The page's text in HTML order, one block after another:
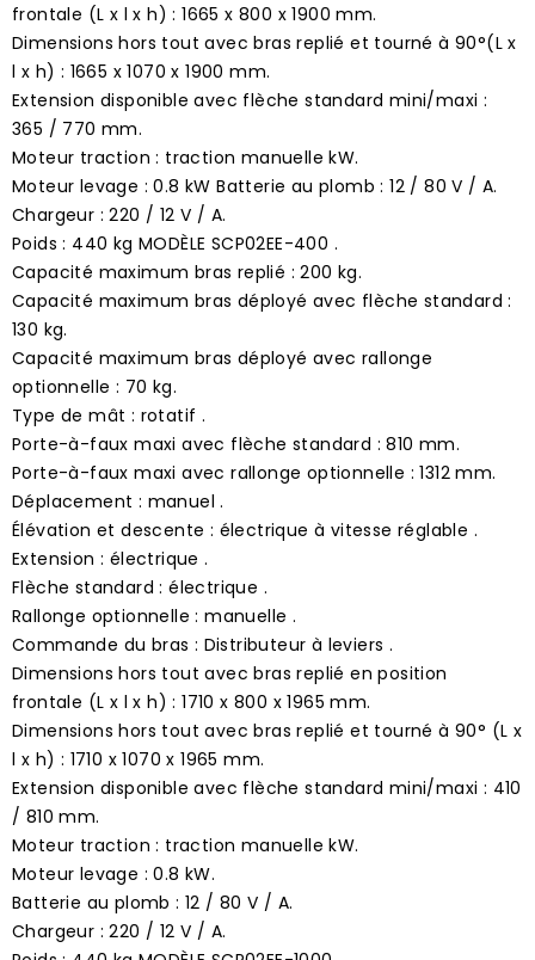
frontale (L x l x h) : 1665 x 800 x 1900 mm.
Dimensions hors tout avec bras replié et tourné à 90°(L x
l x h) : 1665 x 1070 x 1900 mm.
Extension disponible avec flèche standard mini/maxi :
365 / 770 mm.
Moteur traction : traction manuelle kW.
Moteur levage : 0.8 kW Batterie au plomb : 12 / 80 V / A.
Chargeur : 220 / 12 V / A.
Poids : 440 kg MODÈLE SCP02EE-400 .
Capacité maximum bras replié : 200 kg.
Capacité maximum bras déployé avec flèche standard :
130 kg.
Capacité maximum bras déployé avec rallonge
optionnelle : 70 kg.
Type de mât : rotatif .
Porte-à-faux maxi avec flèche standard : 810 mm.
Porte-à-faux maxi avec rallonge optionnelle : 1312 mm.
Déplacement : manuel .
Élévation et descente : électrique à vitesse réglable .
Extension : électrique .
Flèche standard : électrique .
Rallonge optionnelle : manuelle .
Commande du bras : Distributeur à leviers .
Dimensions hors tout avec bras replié en position
frontale (L x l x h) : 1710 x 800 x 1965 mm.
Dimensions hors tout avec bras replié et tourné à 90° (L x
l x h) : 1710 x 1070 x 1965 mm.
Extension disponible avec flèche standard mini/maxi : 410
/ 810 mm.
Moteur traction : traction manuelle kW.
Moteur levage : 0.8 kW.
Batterie au plomb : 12 / 80 V / A.
Chargeur : 220 / 12 V / A.